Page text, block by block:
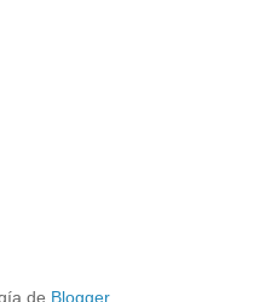
de Blogger.